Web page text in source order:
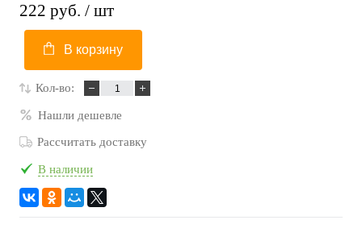
222 руб. / шт
В корзину
Кол-во:
Нашли дешевле
Рассчитать доставку
В наличии